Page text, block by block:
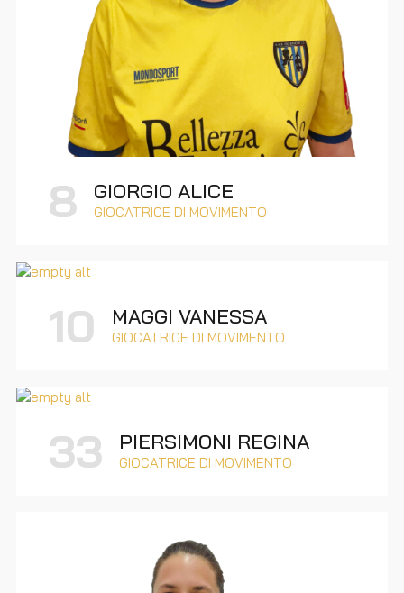
8 GIORGIO ALICE
GIOCATRICE DI MOVIMENTO
10 MAGGI VANESSA
GIOCATRICE DI MOVIMENTO
33 PIERSIMONI REGINA
GIOCATRICE DI MOVIMENTO